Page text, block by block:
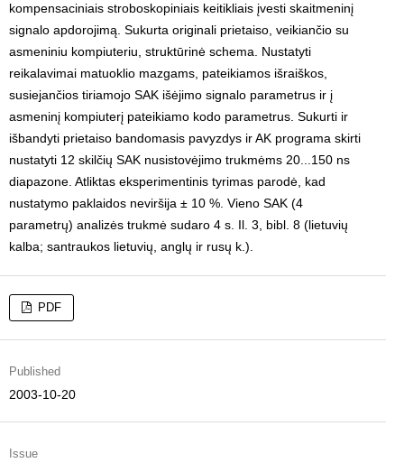
kompensaciniais stroboskopiniais keitikliais įvesti skaitmeninį
signalo apdorojimą. Sukurta originali prietaiso, veikiančio su
asmeniniu kompiuteriu, struktūrinė schema. Nustatyti
reikalavimai matuoklio mazgams, pateikiamos išraiškos,
susiejančios tiriamojo SAK išėjimo signalo parametrus ir į
asmeninį kompiuterį pateikiamo kodo parametrus. Sukurti ir
išbandyti prietaiso bandomasis pavyzdys ir AK programa skirti
nustatyti 12 skilčių SAK nusistovėjimo trukmėms 20...150 ns
diapazone. Atliktas eksperimentinis tyrimas parodė, kad
nustatymo paklaidos neviršija ± 10 %. Vieno SAK (4
parametrų) analizės trukmė sudaro 4 s. Il. 3, bibl. 8 (lietuvių
kalba; santraukos lietuvių, anglų ir rusų k.).
PDF
Published
2003-10-20
Issue